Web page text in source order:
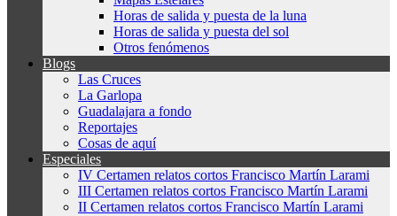
Horas de salida y puesta de la luna
Horas de salida y puesta del sol
Otros fenómenos
Blogs
Las Cruces
La Garlopa
Guadalajara a fondo
Reportajes
Cosas de aquí
Especiales
IV Certamen relatos cortos Francisco Martín Larami
III Certamen relatos cortos Francisco Martín Larami
II Certamen relatos cortos Francisco Martín Larami